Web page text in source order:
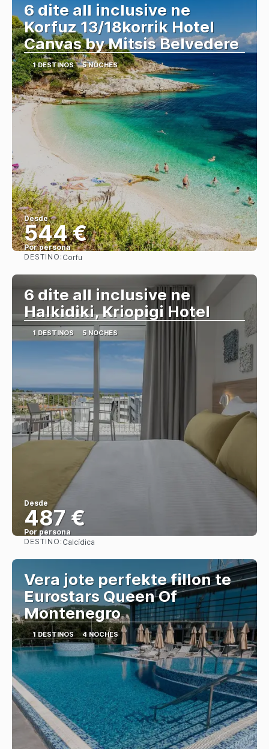
6 dite all inclusive ne
Korfuz 13/18korrik Hotel
Canvas by Mitsis Belvedere
1 DESTINOS 5 NOCHES
Desde
544 €
Por persona
DESTINO: Corfu
6 dite all inclusive ne
Halkidiki, Kriopigi Hotel
1 DESTINOS 5 NOCHES
Desde
487 €
Por persona
DESTINO: Calcídica
Vera jote perfekte fillon te
Eurostars Queen Of
Montenegro
1 DESTINOS 4 NOCHES